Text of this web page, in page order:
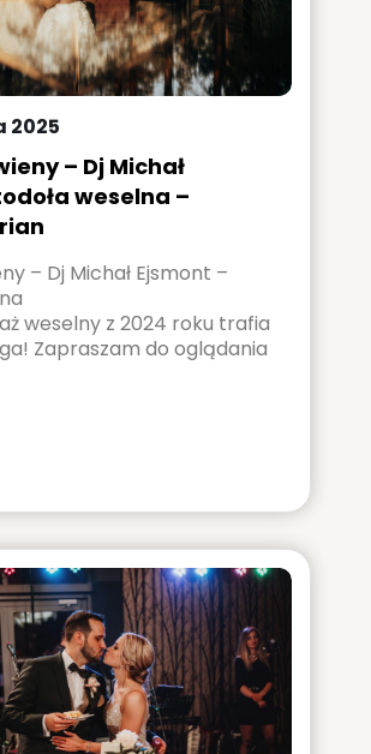
2025
– Dj Michał
weselna –
– Dj Michał Ejsmont –
weselny z 2024 roku trafia
Zapraszam do oglądania